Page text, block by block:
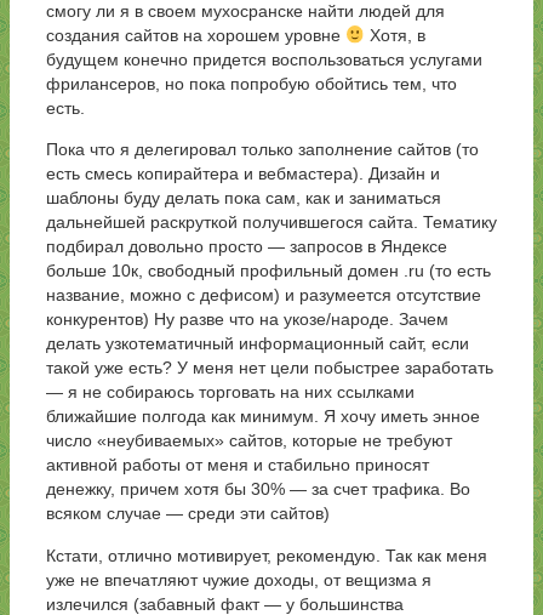
смогу ли я в своем мухосранске найти людей для
создания сайтов на хорошем уровне
Хотя, в
будущем конечно придется воспользоваться услугами
фрилансеров, но пока попробую обойтись тем, что
есть.
Пока что я делегировал только заполнение сайтов (то
есть смесь копирайтера и вебмастера). Дизайн и
шаблоны буду делать пока сам, как и заниматься
дальнейшей раскруткой получившегося сайта. Тематику
подбирал довольно просто — запросов в Яндексе
больше 10к, свободный профильный домен .ru (то есть
название, можно с дефисом) и разумеется отсутствие
конкурентов) Ну разве что на укозе/народе. Зачем
делать узкотематичный информационный сайт, если
такой уже есть? У меня нет цели побыстрее заработать
— я не собираюсь торговать на них ссылками
ближайшие полгода как минимум. Я хочу иметь энное
число «неубиваемых» сайтов, которые не требуют
активной работы от меня и стабильно приносят
денежку, причем хотя бы 30% — за счет трафика. Во
всяком случае — среди эти сайтов)
Кстати, отлично мотивирует, рекомендую. Так как меня
уже не впечатляют чужие доходы, от вещизма я
излечился (забавный факт — у большинства